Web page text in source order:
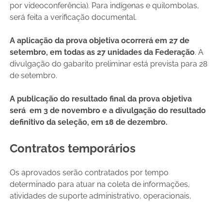
por videoconferência). Para indígenas e quilombolas,
será feita a verificação documental.
A aplicação da prova objetiva ocorrerá em 27 de
setembro, em todas as 27 unidades da Federação. A
divulgação do gabarito preliminar está prevista para 28
de setembro.
A publicação do resultado final da prova objetiva
será em 3 de novembro e a divulgação do resultado
definitivo da seleção, em 18 de dezembro.
Contratos temporários
Os aprovados serão contratados por tempo
determinado para atuar na coleta de informações,
atividades de suporte administrativo, operacionais,